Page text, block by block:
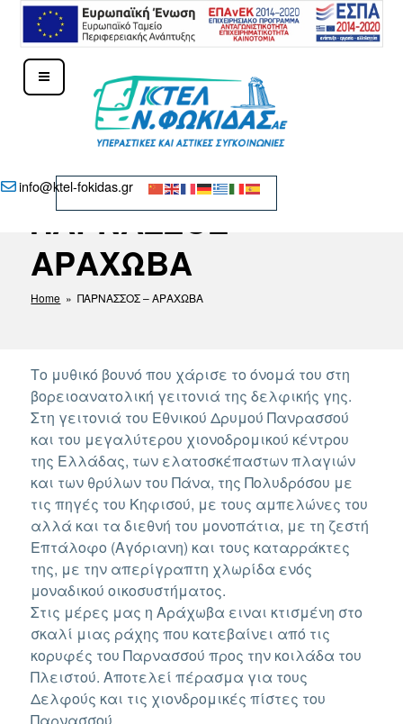
Μετάβαση
ΚΤΕΛ Ν. ΦΩΚΊΔΑΣ – ΔΕΛΦΟΊ
info@ktel-fokidas.gr
ΠΑΡΝΑΣΣΟΣ –
ΑΡΑΧΩΒΑ
Home » ΠΑΡΝΑΣΣΟΣ – ΑΡΑΧΩΒΑ
Το μυθικό βουνό που χάρισε το όνομά του στη
βορειοανατολική γειτονιά της δελφικής γης.
Στη γειτονιά του Εθνικού Δρυμού Πανρασσού
και του μεγαλύτερου χιονοδρομικού κέντρου
της Ελλάδας, των ελατοσκέπαστων πλαγιών
και των θρύλων του Πάνα, της Πολυδρόσου με
τις πηγές του Κηφισού, με τους αμπελώνες του
αλλά και τα διεθνή του μονοπάτια, με τη ζεστή
Επτάλοφο (Αγόριανη) και τους καταρράκτες
της, με την απερίγραπτη χλωρίδα ενός
μοναδικού οικοσυστήματος.
Στις μέρες μας η Αράχωβα ειναι κτισμένη στο
σκαλί μιας ράχης που κατεβαίνει από τις
κορυφές του Παρνασσού προς την κοιλάδα του
Πλειστού. Αποτελεί πέρασμα για τους
Δελφούς και τις χιονδρομικές πίστες του